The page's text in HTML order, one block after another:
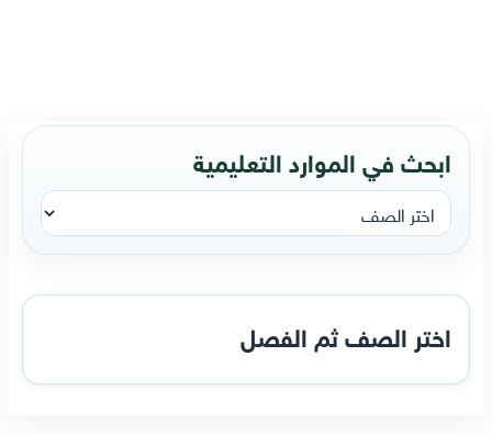
ابحث في الموارد التعليمية
اختر الصف ثم الفصل